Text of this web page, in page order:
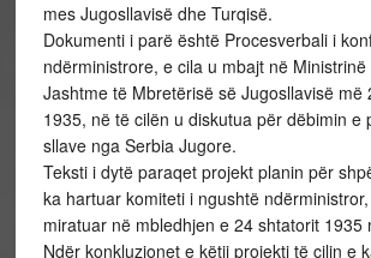
mes Jugosllavisë dhe Turqisë.
Dokumenti i parë është Procesverbali i
ndërministrore, e cila u mbajt në
Jashtme të Mbretërisë së Jugosllavisë më
1935, në të cilën u diskutua për dëbimin e
sllave nga Serbia Jugore.
Teksti i dytë paraqet projekt planin për
ka hartuar komiteti i ngushtë
miratuar në mbledhjen e 24 shtatorit 1935
Ndër konkluzionet e këtij projekti të cilin e